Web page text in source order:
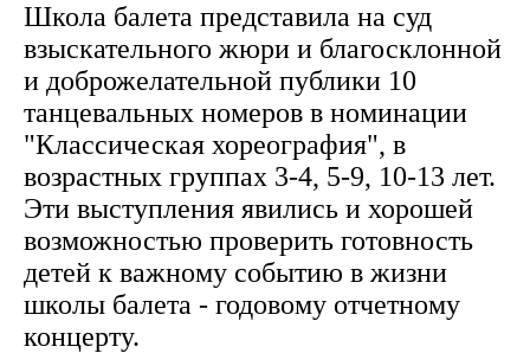
Школа балета представила на суд
взыскательного жюри и благосклонной
и доброжелательной публики 10
танцевальных номеров в номинации
"Классическая хореография", в
возрастных группах 3-4, 5-9, 10-13 лет.
Эти выступления явились и хорошей
возможностью проверить готовность
детей к важному событию в жизни
школы балета - годовому отчетному
концерту.